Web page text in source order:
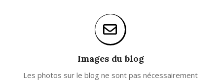
Images du blog
Les photos sur le blog ne sont pas nécessairement